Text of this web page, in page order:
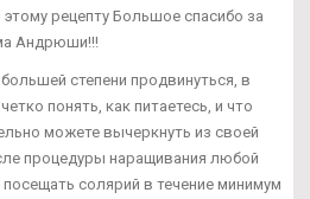
рецепту Большое спасибо за
Андрюши!!!
степени продвинуться, в
понять, как питаетесь, и что
можете вычеркнуть из своей
процедуры наращивания любой
солярий в течение минимум